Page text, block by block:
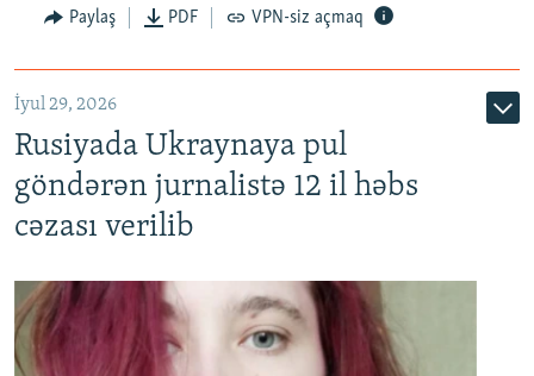
Paylaş PDF VPN-siz açmaq
İyul 29, 2026
Rusiyada Ukraynaya pul
göndərən jurnalistə 12 il həbs
cəzası verilib